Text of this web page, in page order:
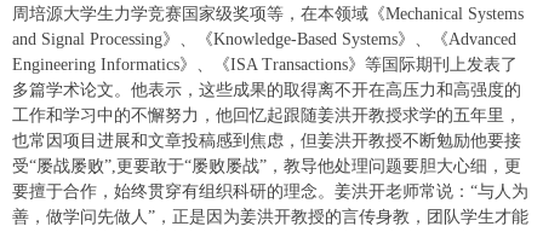
周培源大学生力学竞赛国家级奖项等，在本领域《Mechanical Systems
and Signal Processing》、《Knowledge-Based Systems》、《Advanced
Engineering Informatics》、《ISA Transactions》等国际期刊上发表了
多篇学术论文。他表示，这些成果的取得离不开在高压力和高强度的
工作和学习中的不懈努力，他回忆起跟随姜洪开教授求学的五年里，
也常因项目进展和文章投稿感到焦虑，但姜洪开教授不断勉励他要接
受“屡战屡败”,更要敢于“屡败屡战”，教导他处理问题要胆大心细，更
要擅于合作，始终贯穿有组织科研的理念。姜洪开老师常说：“与人为
善，做学问先做人”，正是因为姜洪开教授的言传身教，团队学生才能